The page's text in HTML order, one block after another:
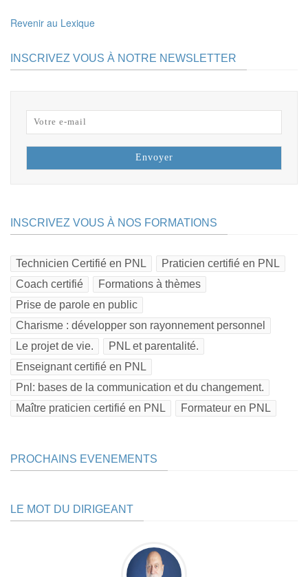
Revenir au Lexique
INSCRIVEZ VOUS À NOTRE NEWSLETTER
INSCRIVEZ VOUS À NOS FORMATIONS
Technicien Certifié en PNL
Praticien certifié en PNL
Coach certifié
Formations à thèmes
Prise de parole en public
Charisme : développer son rayonnement personnel
Le projet de vie.
PNL et parentalité.
Enseignant certifié en PNL
Pnl: bases de la communication et du changement.
Maître praticien certifié en PNL
Formateur en PNL
PROCHAINS EVENEMENTS
LE MOT DU DIRIGEANT